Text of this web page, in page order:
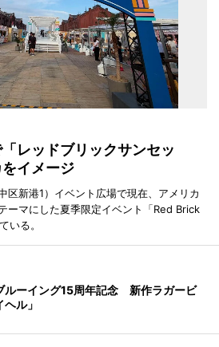
レッドブリックサンセッ
イメージ
区新港1）イベント広場で現在、アメリカ
ーマにした夏季限定イベント「Red Brick
いる。
ルーイング15周年記念 新作ラガービ
ル」